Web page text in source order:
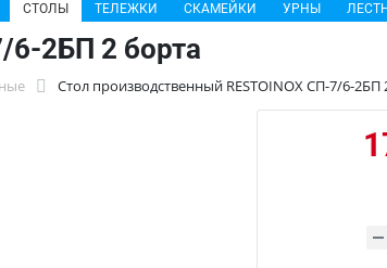
СТОЛЫ ТЕЛЕЖКИ СКАМЕЙКИ УРНЫ
6-2БП 2 борта
Стол производственный RESTOINOX СП-7/6-2БП